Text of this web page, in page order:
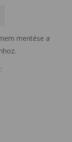
mentése a